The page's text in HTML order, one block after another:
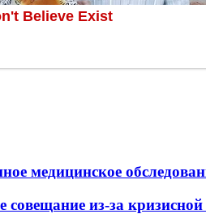
медицинское
из-за кризисной